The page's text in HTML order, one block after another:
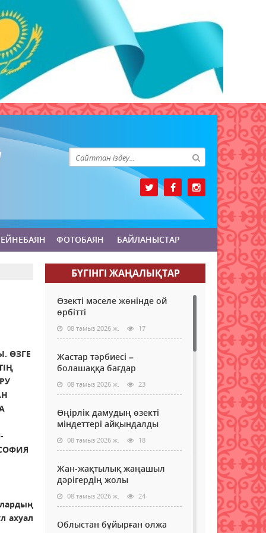
ФОТОБАЯН БАЙЛАНЫСТАР
ӨЗГЕ
ахуал
БҮГІНГI ЖАҢАЛЫҚТАР
Өзекті мәселе жөнінде ой
өрбітті
08 тамыз 2026 ж. 17
Жастар тәрбиесі –
болашаққа бағдар
08 тамыз 2026 ж. 23
Өңірлік дамудың өзекті
міндеттері айқындалды
08 тамыз 2026 ж. 18
Жан-жақтылық жаңашыл
дәрігердің жолы
08 тамыз 2026 ж. 24
Облыстан бұйырған олжа